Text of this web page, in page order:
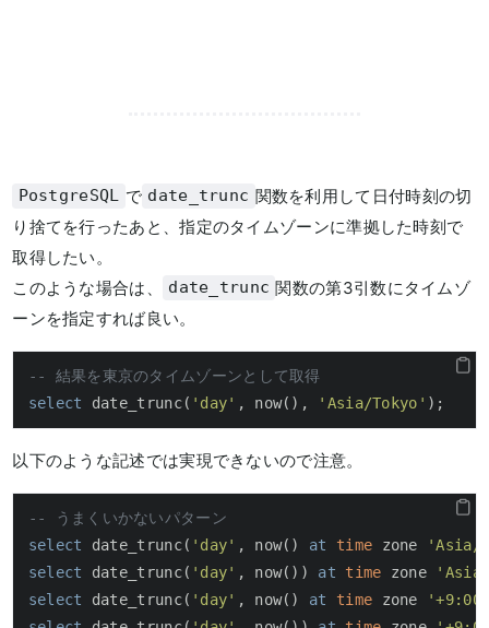
PostgreSQL で date_trunc 関数を利用して日付時刻の切
り捨てを行ったあと、指定のタイムゾーンに準拠した時刻で
取得したい。
このような場合は、
date_trunc 関数の第3引数にタイムゾ
ーンを指定すれば良い。
-- 結果を東京のタイムゾーンとして取得
select date_trunc( 'day' , now(), 'Asia/Tokyo' );
以下のような記述では実現できないので注意。
-- うまくいかないパターン
select date_trunc( 'day' , now() at time zone
'Asia/
select date_trunc( 'day' , now()) at time zone
select date_trunc( 'day' , now() at time zone